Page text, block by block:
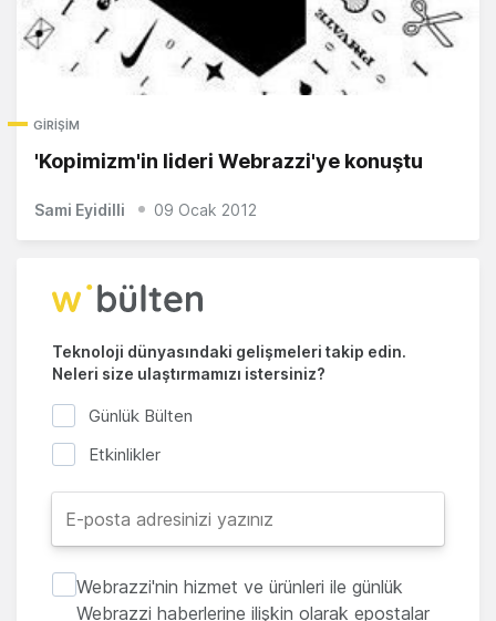
GIRIŞIM
'Kopimizm'in lideri Webrazzi'ye konuştu
Sami Eyidilli 09 Ocak 2012
Teknoloji dünyasındaki gelişmeleri takip edin.
Neleri size ulaştırmamızı istersiniz?
Günlük Bülten
Etkinlikler
Webrazzi'nin hizmet ve ürünleri ile günlük
Webrazzi haberlerine ilişkin olarak epostalar